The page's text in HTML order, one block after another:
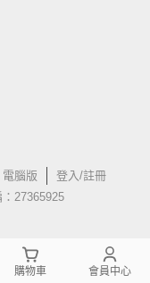
電腦版
登入/註冊
27365925
購物車 會員中心